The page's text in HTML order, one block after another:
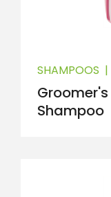
SHAMPOOS |
Shampoo